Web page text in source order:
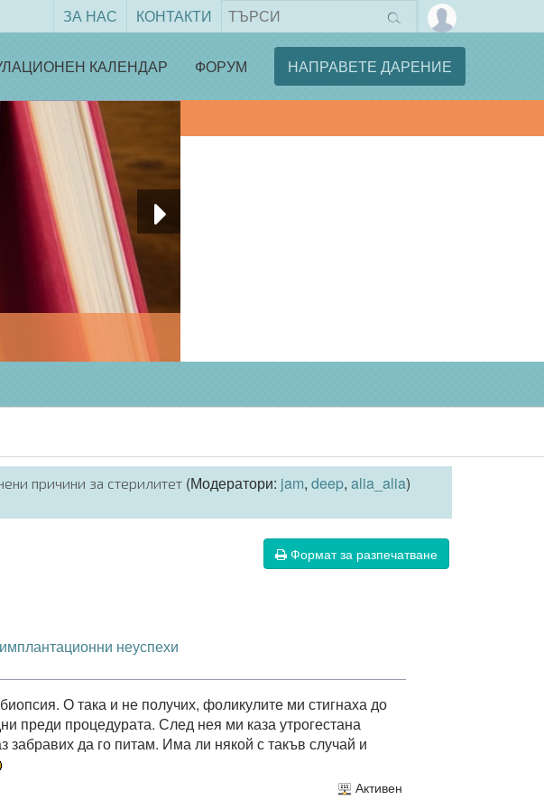
ЗА НАС КОНТАКТИ
КАЛЕНДАР ФОРУМ НАПРАВЕТЕ ДАРЕНИЕ
причини за стерилитет (Модератори: jam,deep,alia_alia)
Формат за разпечатване
неуспехи
О така и не получих, фоликулите ми стигнаха до
преди процедурата. След нея ми каза утрогестана
да го питам. Има ли някой с такъв случай и
Активен